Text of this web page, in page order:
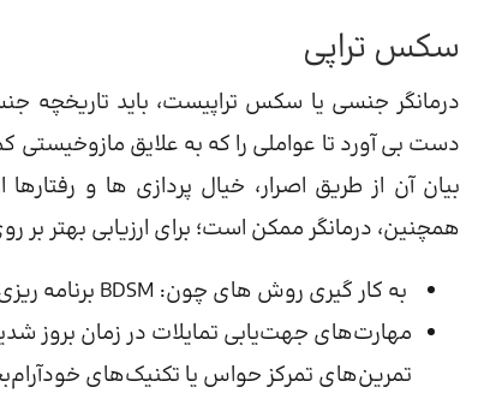
سکس تراپی
درمانگر جنسی یا سکس تراپیست، باید تاریخچه
دست بی آورد تا عواملی را که به علایق
بیان آن از طریق اصرار، خیال پردازی ها و
همچنین، درمانگر ممکن است؛ برای ارزیابی بهتر بر
به کار گیری روش های چون: BDSM برنامه ریزی ایمنی و کاهش آسیب برای به کارگیری هنگام درگیر شدن
مهارت‌های جهت‌یابی تمایلات در زمان بروز
تمرین‌های تمرکز حواس یا تکنیک‌های